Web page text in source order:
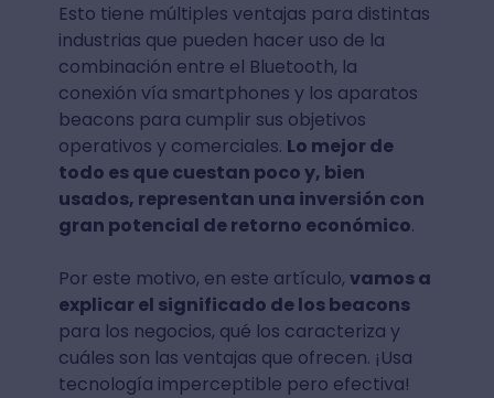
Esto tiene múltiples ventajas para distintas
industrias que pueden hacer uso de la
combinación entre el Bluetooth, la
conexión vía smartphones y los aparatos
beacons para cumplir sus objetivos
operativos y comerciales. Lo mejor de
todo es que cuestan poco y, bien
usados, representan una inversión con
gran potencial de retorno económico.
Por este motivo, en este artículo, vamos a
explicar el significado de los beacons
para los negocios, qué los caracteriza y
cuáles son las ventajas que ofrecen. ¡Usa
tecnología imperceptible pero efectiva!